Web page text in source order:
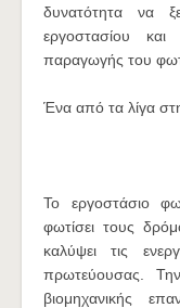
δυνατότητα να
εργοστασίου
παραγωγής του
Ένα από τα λίγα
Το εργοστάσιο
φωτίσει τους
καλύψει τις
πρωτεύουσας.
βιομηχανικής